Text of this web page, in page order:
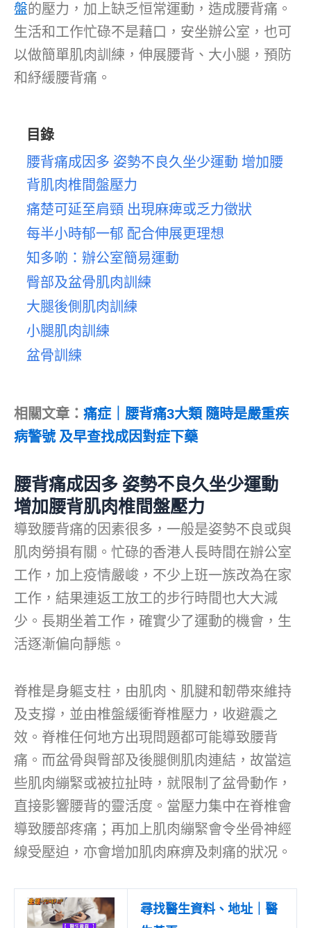
盤的壓力，加上缺乏恒常運動，造成腰背痛。
生活和工作忙碌不是藉口，安坐辦公室，也可
以做簡單肌肉訓練，伸展腰背、大小腿，預防
和紓緩腰背痛。
目錄
腰背痛成因多 姿勢不良久坐少運動 增加腰
背肌肉椎間盤壓力
痛楚可延至肩頸 出現麻痺或乏力徵狀
每半小時郁一郁 配合伸展更理想
知多啲：辦公室簡易運動
臀部及盆骨肌肉訓練
大腿後側肌肉訓練
小腿肌肉訓練
盆骨訓練
相關文章： 痛症｜腰背痛3大類 隨時是嚴重疾
病警號 及早查找成因對症下藥
腰背痛成因多 姿勢不良久坐少運動
增加腰背肌肉椎間盤壓力
導致腰背痛的因素很多，一般是姿勢不良或與
肌肉勞損有關。忙碌的香港人長時間在辦公室
工作，加上疫情嚴峻，不少上班一族改為在家
工作，結果連返工放工的步行時間也大大減
少。長期坐着工作，確實少了運動的機會，生
活逐漸偏向靜態。
脊椎是身軀支柱，由肌肉、肌腱和韌帶來維持
及支撐，並由椎盤緩衝脊椎壓力，收避震之
效。脊椎任何地方出現問題都可能導致腰背
痛。而盆骨與臀部及後腿側肌肉連結，故當這
些肌肉繃緊或被拉扯時，就限制了盆骨動作，
直接影響腰背的靈活度。當壓力集中在脊椎會
導致腰部疼痛；再加上肌肉繃緊會令坐骨神經
線受壓迫，亦會增加肌肉麻痹及刺痛的狀况。
尋找醫生資料、地址｜醫